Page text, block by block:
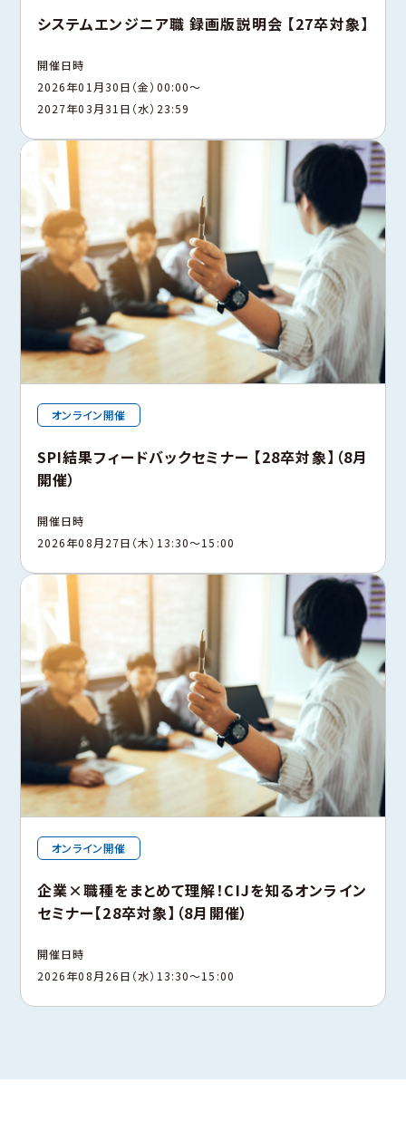
システムエンジニア職 録画版説明会 【27卒対象】
開催日時
2026年01月30日（金）00:00〜
2027年03月31日（水）23:59
オンライン開催
SPI結果フィードバックセミナー 【28卒対象】（8月
開催）
開催日時
2026年08月27日（木）13:30〜15:00
オンライン開催
企業×職種をまとめて理解！CIJを知るオンライン
セミナー【28卒対象】（8月開催）
開催日時
2026年08月26日（水）13:30〜15:00